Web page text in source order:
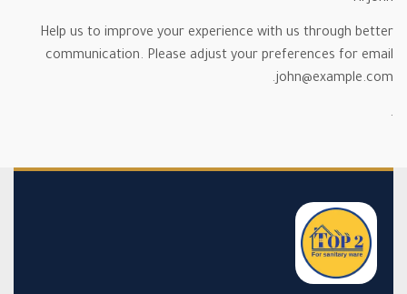
Help us to improve your experience with us through better
communication. Please adjust your preferences for email
john@example.com
.
.